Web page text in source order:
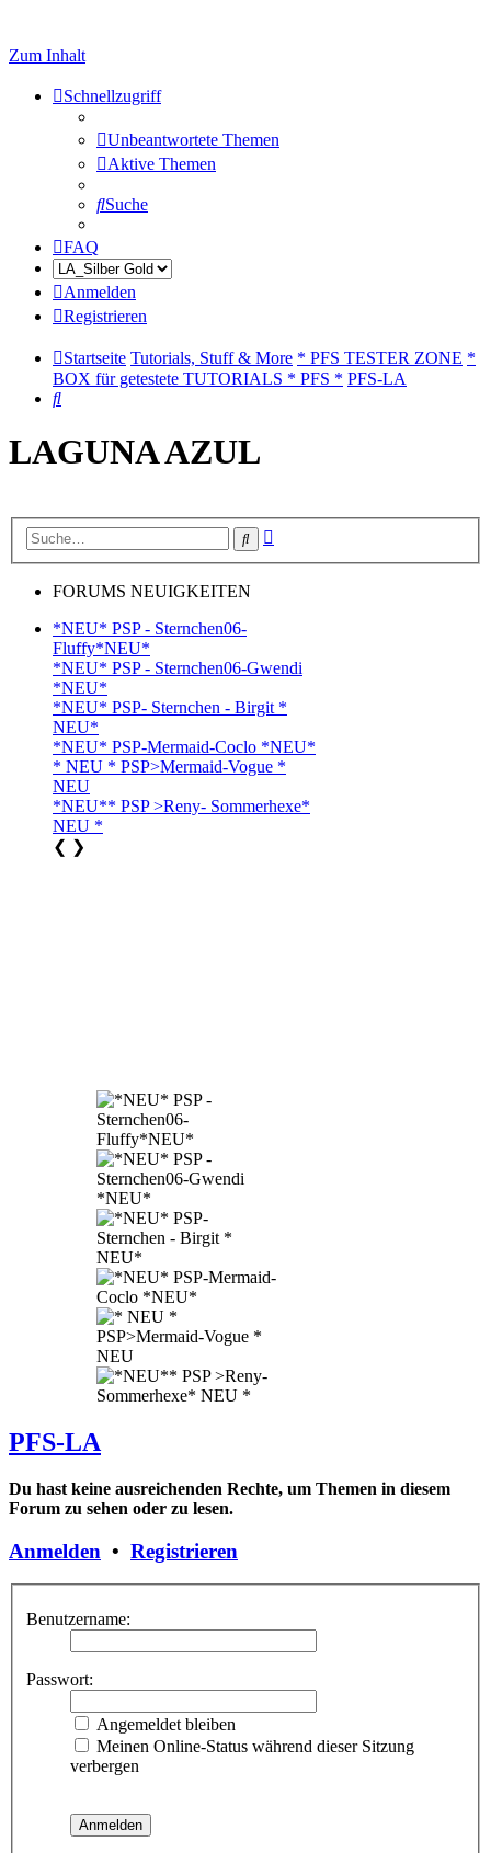
Zum Inhalt
Schnellzugriff
Unbeantwortete Themen
Aktive Themen
Suche
FAQ
Anmelden
Registrieren
Startseite Tutorials, Stuff & More * PFS TESTER ZONE *
BOX für getestete TUTORIALS * PFS * PFS-LA
Suche
LAGUNA AZUL
Suche
FORUMS NEUIGKEITEN
*NEU* PSP - Sternchen06-
Fluffy*NEU*
*NEU* PSP - Sternchen06-Gwendi
*NEU*
*NEU* PSP- Sternchen - Birgit *
NEU*
*NEU* PSP-Mermaid-Coclo *NEU*
* NEU * PSP>Mermaid-Vogue *
NEU
*NEU** PSP >Reny- Sommerhexe*
NEU *
❮ ❯
PFS-LA
Du hast keine ausreichenden Rechte, um Themen in diesem
Forum zu sehen oder zu lesen.
Anmelden • Registrieren
Benutzername:
Passwort:
Angemeldet bleiben
Meinen Online-Status während dieser Sitzung
verbergen